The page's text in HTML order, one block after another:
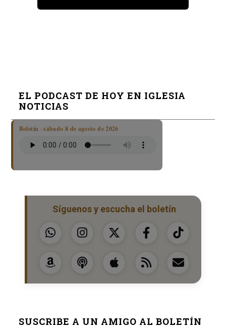
EL PODCAST DE HOY EN IGLESIA
NOTICIAS
Boletín · sábado 8 de agosto de 2026
Síguenos y escucha el boletín
SUSCRIBE A UN AMIGO AL BOLETÍN